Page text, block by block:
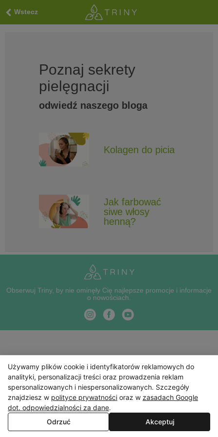
Wstecz
Poznaj sekrety
pielęgnacji
odwiedź naszego bloga
Kolagen do picia
Jak farbować
siwe włosy
henną?
Obserwuj Triny, by nie ominęły Cię najlepsze promocje i informacje
o nowościach.
Używamy plików cookie i identyfikatorów reklamowych do
analityki, personalizacji treści oraz prowadzenia reklam
spersonalizowanych i niespersonalizowanych. Szczegóły
znajdziesz w polityce prywatności oraz w zasadach Google
dot. odpowiedzialności za dane.
Odrzuć
Akceptuj